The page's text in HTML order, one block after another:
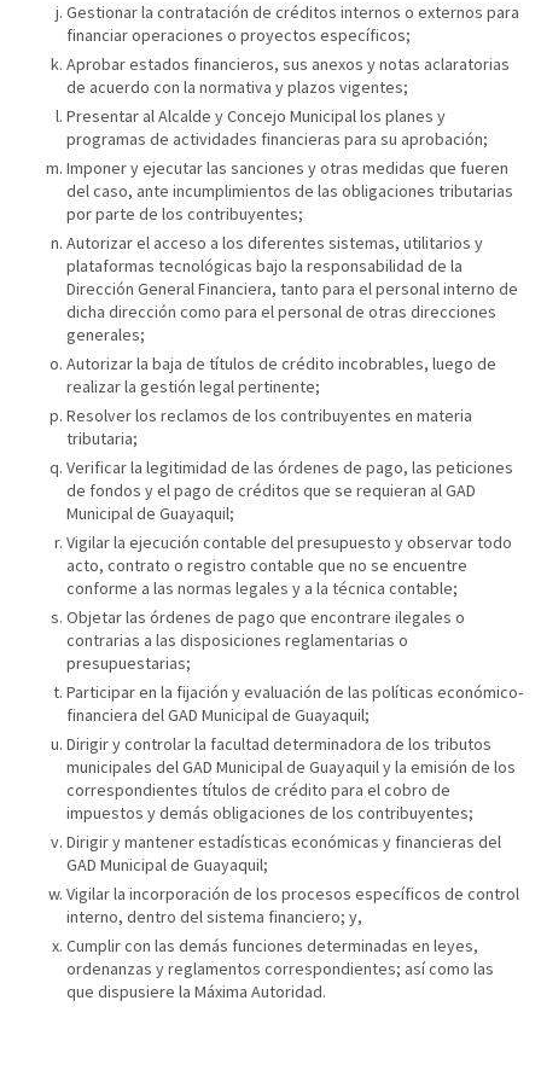
Gestionar la contratación de créditos internos o externos para
financiar operaciones o proyectos específicos;
Aprobar estados financieros, sus anexos y notas aclaratorias
de acuerdo con la normativa y plazos vigentes;
Presentar al Alcalde y Concejo Municipal los planes y
programas de actividades financieras para su aprobación;
Imponer y ejecutar las sanciones y otras medidas que fueren
del caso, ante incumplimientos de las obligaciones tributarias
por parte de los contribuyentes;
Autorizar el acceso a los diferentes sistemas, utilitarios y
plataformas tecnológicas bajo la responsabilidad de la
Dirección General Financiera, tanto para el personal interno de
dicha dirección como para el personal de otras direcciones
generales;
Autorizar la baja de títulos de crédito incobrables, luego de
realizar la gestión legal pertinente;
Resolver los reclamos de los contribuyentes en materia
tributaria;
Verificar la legitimidad de las órdenes de pago, las peticiones
de fondos y el pago de créditos que se requieran al GAD
Municipal de Guayaquil;
Vigilar la ejecución contable del presupuesto y observar todo
acto, contrato o registro contable que no se encuentre
conforme a las normas legales y a la técnica contable;
Objetar las órdenes de pago que encontrare ilegales o
contrarias a las disposiciones reglamentarias o
presupuestarias;
Participar en la fijación y evaluación de las políticas económico-
financiera del GAD Municipal de Guayaquil;
Dirigir y controlar la facultad determinadora de los tributos
municipales del GAD Municipal de Guayaquil y la emisión de los
correspondientes títulos de crédito para el cobro de
impuestos y demás obligaciones de los contribuyentes;
Dirigir y mantener estadísticas económicas y financieras del
GAD Municipal de Guayaquil;
Vigilar la incorporación de los procesos específicos de control
interno, dentro del sistema financiero; y,
Cumplir con las demás funciones determinadas en leyes,
ordenanzas y reglamentos correspondientes; así como las
que dispusiere la Máxima Autoridad.